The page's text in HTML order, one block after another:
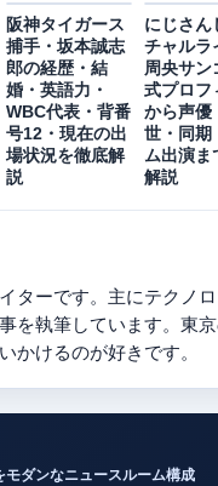
阪神タイガース
捕手・坂本誠志
郎の経歴・結
婚・英語力・
WBC代表・背番
号12・現在の出
場状況を徹底解
説
にじさん
チャルラ
周央サン
式プロフ
から声優
世・同期
ム出演ま
解説
ターです。主にテクノ
を執筆しています。東
かけるのが好きです。
モダンなニュースルーム構成